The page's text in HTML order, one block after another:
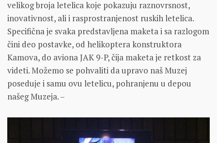
velikog broja letelica koje pokazuju raznovrsnost,
inovativnost, ali i rasprostranjenost ruskih letelica.
Specifična je svaka predstavljena maketa i sa razlogom
čini deo postavke, od helikoptera konstruktora
Kamova, do aviona JAK 9-P, čija maketa je retkost za
videti. Možemo se pohvaliti da upravo naš Muzej
poseduje i samu ovu letelicu, pohranjenu u depou
našeg Muzeja. –